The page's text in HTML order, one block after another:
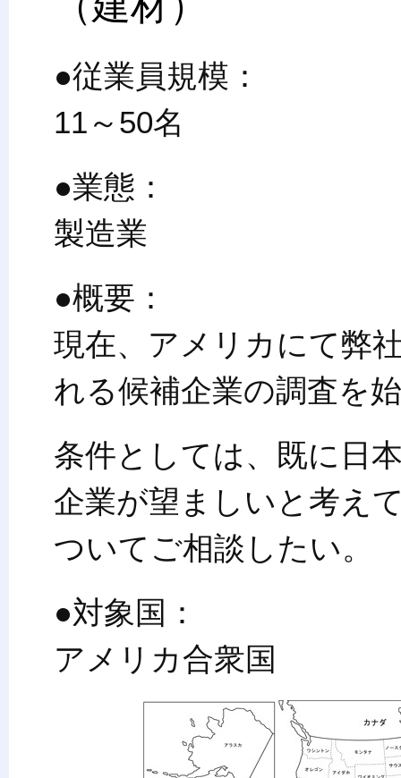
●従業員規模：
11～50名
●業態：
製造業
●概要：
現在、アメリカにて弊
れる候補企業の調査を
条件としては、既に日
企業が望ましいと考え
ついてご相談したい。
●対象国：
アメリカ合衆国